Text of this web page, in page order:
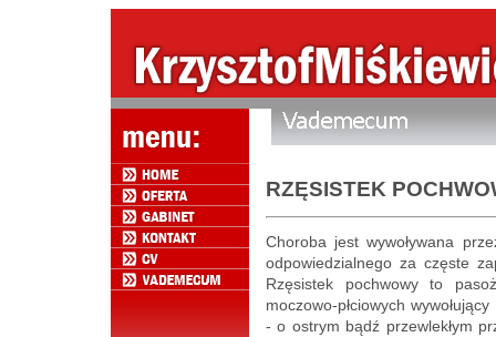
RZĘSISTEK
Choroba jest wywoływana
odpowiedzialnego za częste
Rzęsistek pochwowy to
moczowo-płciowych
- o ostrym bądź przewlekłym